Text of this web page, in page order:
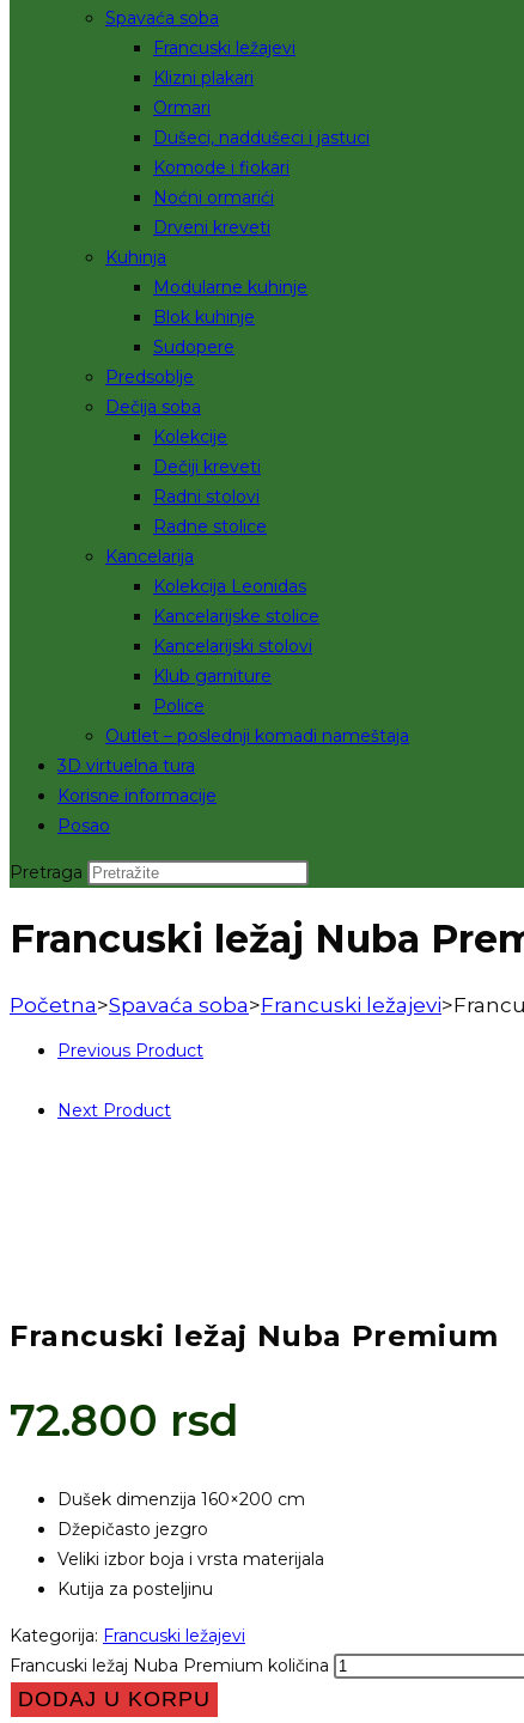
Spavaća soba
Francuski ležajevi
Klizni plakari
Ormari
Dušeci, naddušeci i jastuci
Komode i fiokari
Noćni ormarići
Drveni kreveti
Kuhinja
Modularne kuhinje
Blok kuhinje
Sudopere
Predsoblje
Dečija soba
Kolekcije
Dečiji kreveti
Radni stolovi
Radne stolice
Kancelarija
Kolekcija Leonidas
Kancelarijske stolice
Kancelarijski stolovi
Klub garniture
Police
Outlet – poslednji komadi nameštaja
3D virtuelna tura
Korisne informacije
Posao
Pretraga
Francuski ležaj Nuba
Početna>Spavaća soba>Francuski ležajevi>
Previous Product
Next Product
Francuski ležaj Nuba Premium
72.800 rsd
Dušek dimenzija 160×200 cm
Džepičasto jezgro
Veliki izbor boja i vrsta materijala
Kutija za posteljinu
Kategorija: Francuski ležajevi
Francuski ležaj Nuba Premium količina
DODAJ U KORPU